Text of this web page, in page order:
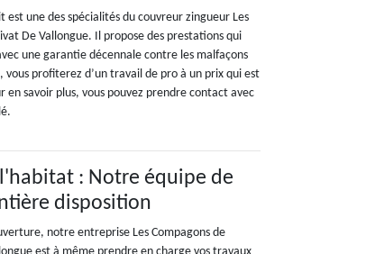
est une des spécialités du couvreur zingueur Les
De Vallongue. Il propose des prestations qui
une garantie décennale contre les malfaçons
vous profiterez d’un travail de pro à un prix qui est
en savoir plus, vous pouvez prendre contact avec
l'habitat : Notre équipe de
disposition
notre entreprise Les Compagons de